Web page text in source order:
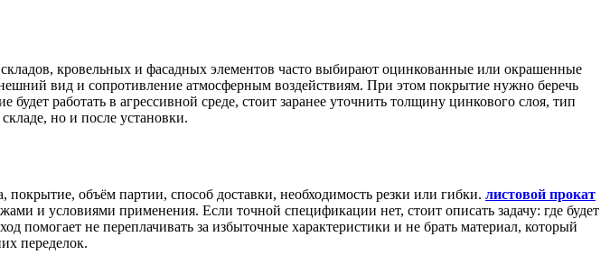
кровельных и фасадных элементов часто выбирают оцинкованные или окрашенные
вид и сопротивление атмосферным воздействиям. При этом покрытие нужно беречь
работать в агрессивной среде, стоит заранее уточнить толщину цинкового слоя, тип
но и после установки.
объём партии, способ доставки, необходимость резки или гибки. листовой прокат
и условиями применения. Если точной спецификации нет, стоит описать задачу: где будет
помогает не переплачивать за избыточные характеристики и не брать материал, который
переделок.